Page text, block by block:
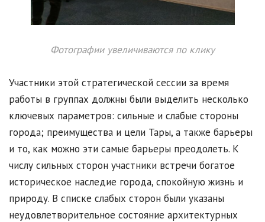
Фотографии увеличиваются по клику
Участники этой стратегической сессии за время
работы в группах должны были выделить несколько
ключевых параметров: сильные и слабые стороны
города; преимущества и цели Тары, а также барьеры
и то, как можно эти самые барьеры преодолеть. К
числу сильных сторон участники встречи богатое
историческое наследие города, спокойную жизнь и
природу. В списке слабых сторон были указаны
неудовлетворительное состояние архитектурных